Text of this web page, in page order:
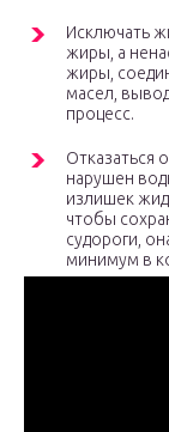
Исключать
жиры, а
жиры,
масел,
процесс.
Отказаться
нарушен
излишек
чтобы
судороги,
минимум в